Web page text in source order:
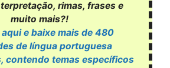
rimas, frases e
muito mais?!
aqui e baixe mais de 480
de língua portuguesa
contendo temas específicos